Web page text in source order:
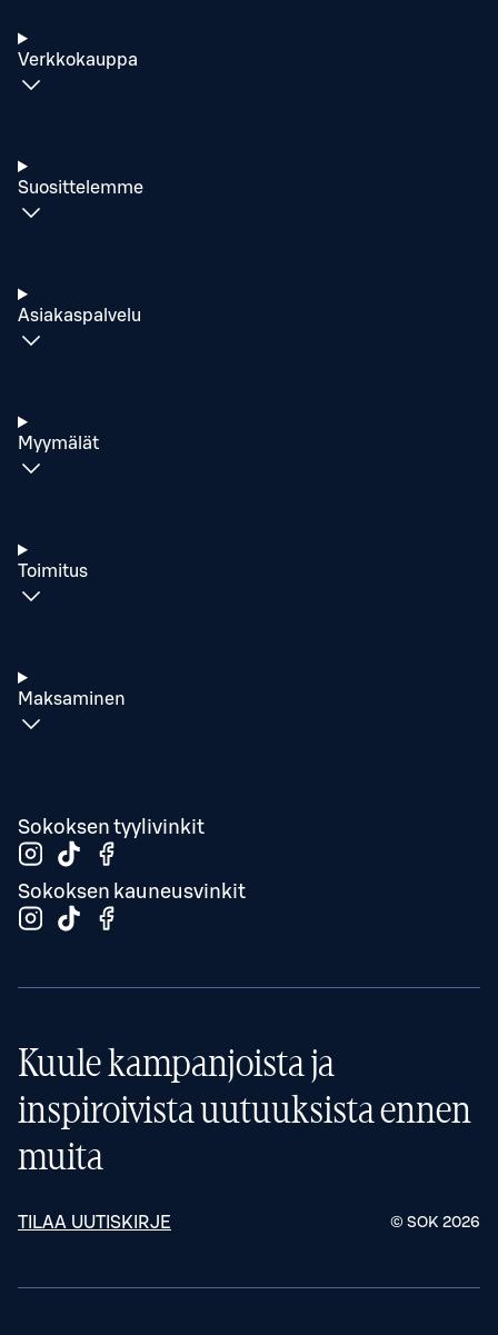
Verkkokauppa
Suosittelemme
Asiakaspalvelu
Myymälät
Toimitus
Maksaminen
Sokoksen tyylivinkit
Sokoksen kauneusvinkit
Kuule kampanjoista ja
inspiroivista uutuuksista ennen
muita
TILAA UUTISKIRJE © SOK 2026